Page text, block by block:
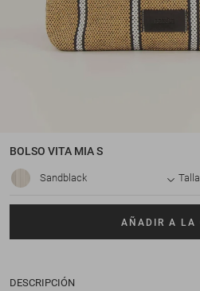
BOLSO VITA MIA S
Sandblack Talla
AÑADIR A LA
DESCRIPCIÓN